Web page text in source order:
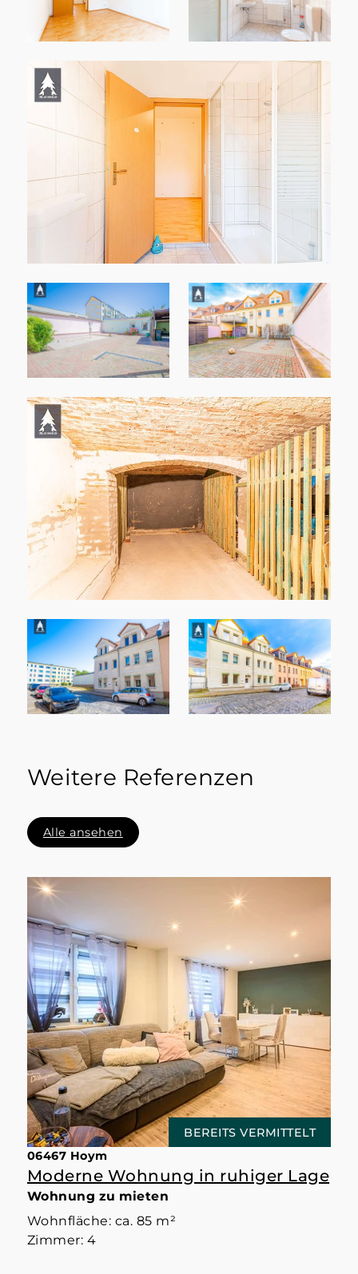
Weitere Referenzen
Alle ansehen
BEREITS VERMITTELT
06467 Hoym
Moderne Wohnung in ruhiger Lage
Wohnung zu mieten
Wohnfläche: ca. 85 m²
Zimmer: 4